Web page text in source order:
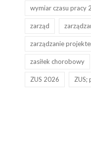
wymiar czasu pracy
zarząd
zarządzanie
zasiłek chorobowy
ZUS 2026 ZUS;